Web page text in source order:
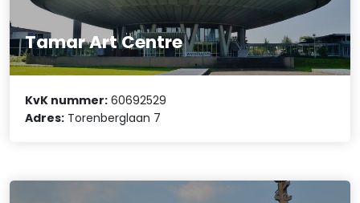
Tamar Art Centre
KvK nummer: 60692529
Adres: Torenberglaan 7